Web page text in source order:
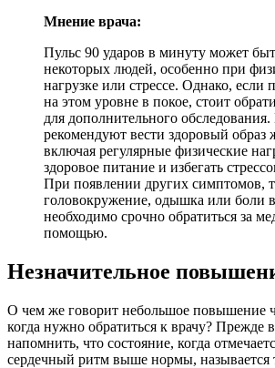
Мнение врача:
Пульс 90 ударов в минуту может
некоторых людей, особенно при
нагрузке или стрессе. Однако, если
на этом уровне в покое, стоит
для дополнительного обследования.
рекомендуют вести здоровый образ
включая регулярные физические
здоровое питание и избегать
При появлении других симптомов,
головокружение, одышка или боли
необходимо срочно обратиться за
помощью.
Незначительное
О чем же говорит небольшое повышение
когда нужно обратиться к врачу? Прежде
напомнить, что состояние, когда
сердечный ритм выше нормы, называется